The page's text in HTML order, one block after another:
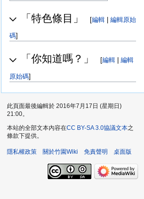
「特色條目」 [編輯 編輯原始
碼]
「你知道嗎？」 [編輯 編輯
原始碼]
此頁面最後編輯於 2016年7月17日 (星期日)
21:00。
本站的全部文本內容在CC BY-SA 3.0協議文本之
條款下提供。
隱私權政策 關於竹園Wiki 免責聲明 桌面版